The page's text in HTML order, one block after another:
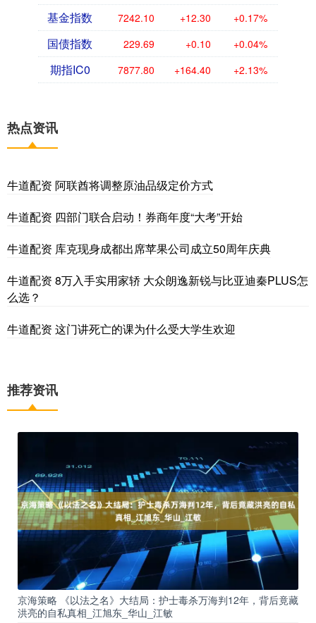
基金指数 7242.10 +12.30 +0.17%
国债指数 229.69 +0.10 +0.04%
期指IC0 7877.80 +164.40 +2.13%
热点资讯
牛道配资 阿联酋将调整原油品级定价方式
牛道配资 四部门联合启动！券商年度“大考”开始
牛道配资 库克现身成都出席苹果公司成立50周年庆典
牛道配资 8万入手实用家轿 大众朗逸新锐与比亚迪秦PLUS怎
么选？
牛道配资 这门讲死亡的课为什么受大学生欢迎
推荐资讯
京海策略 《以法之名》大结局：护士毒杀万海判12年，背后竟藏
洪亮的自私真相_江旭东_华山_江敏